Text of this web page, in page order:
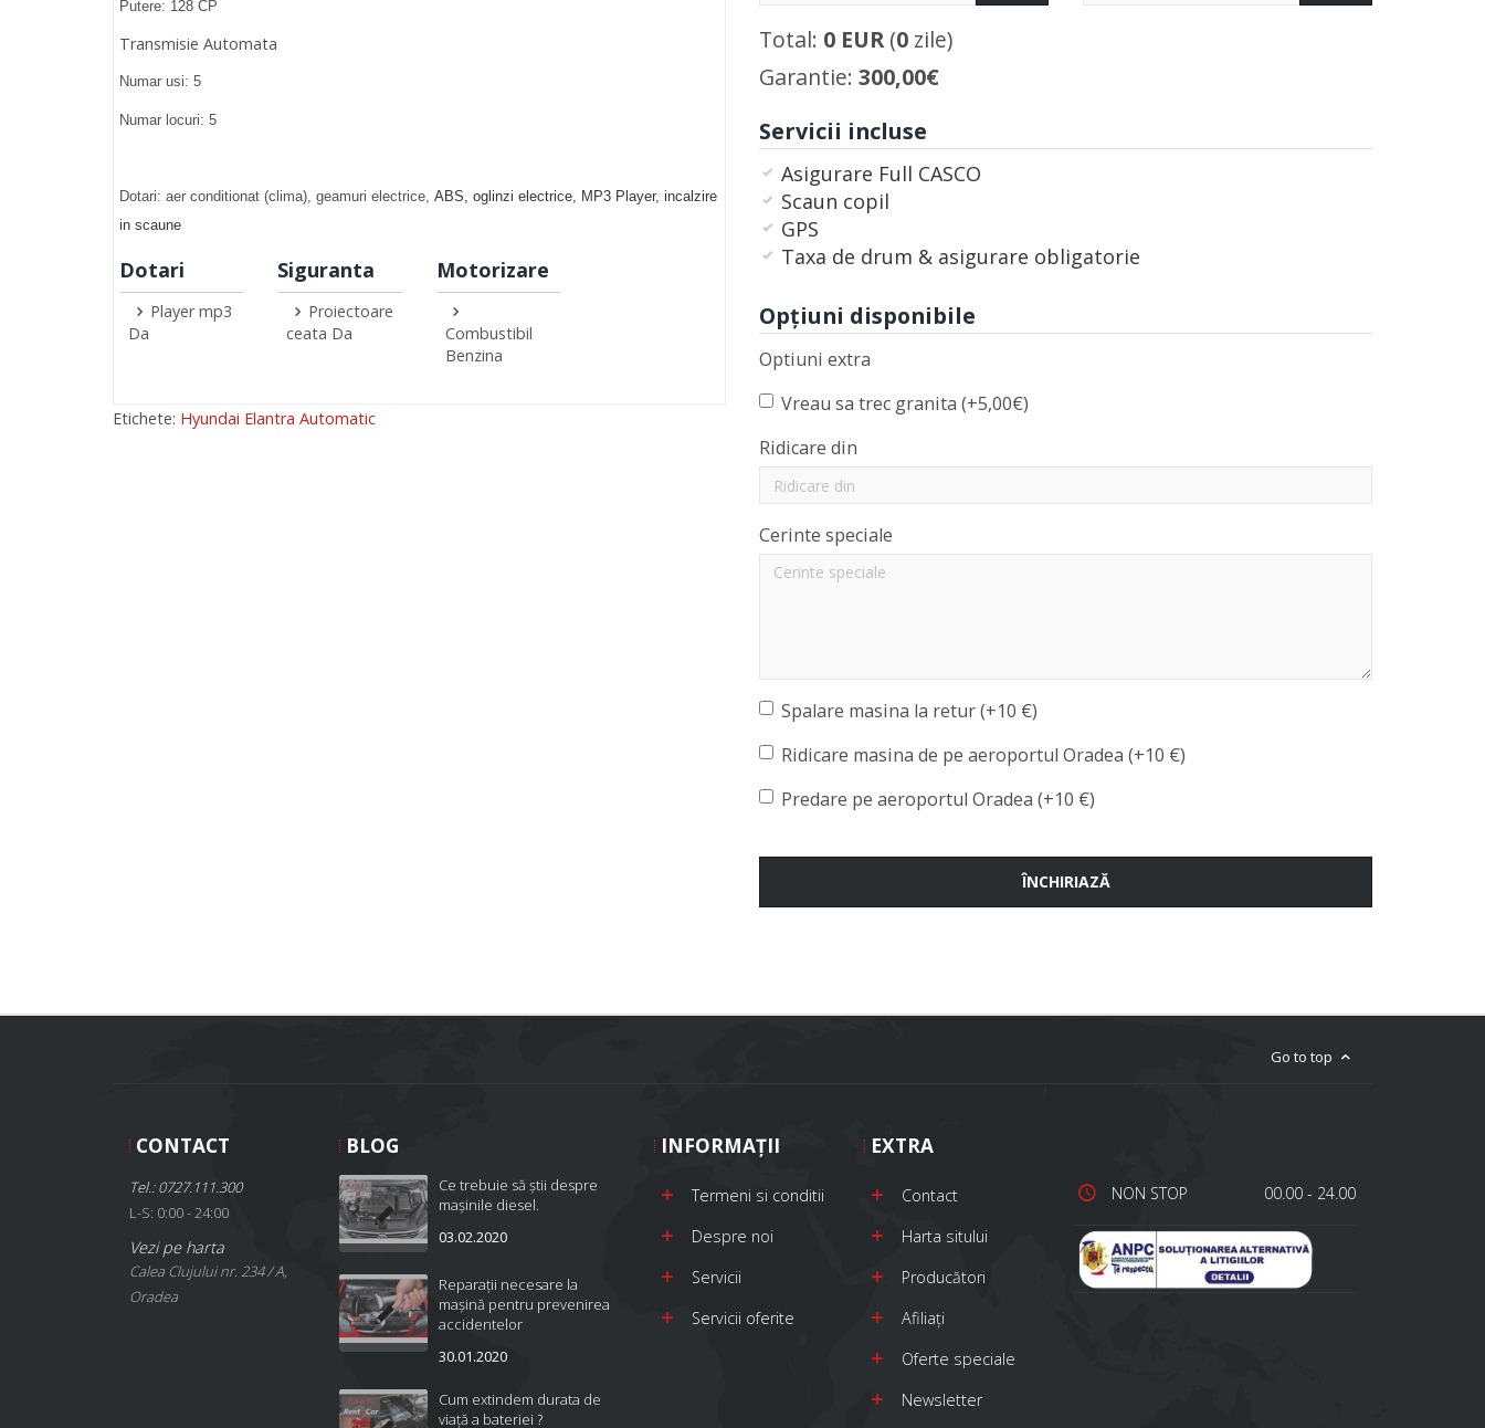
Putere: 128 CP
Transmisie Automata
Numar usi: 5
Numar locuri: 5
Dotari: aer conditionat (clima), geamuri electrice, ABS, oglinzi electrice, MP3 Player, incalzire
in scaune
Dotari
Player mp3
Da
Siguranta
Proiectoare
ceata Da
Motorizare
Combustibil
Benzina
Etichete: Hyundai Elantra Automatic
Total: 0 EUR(0 zile)
Garantie: 300,00€
Servicii incluse
Asigurare Full CASCO
Scaun copil
GPS
Taxa de drum & asigurare obligatorie
Opţiuni disponibile
Optiuni extra
Vreau sa trec granita (+5,00€)
Ridicare din
Cerinte speciale
Spalare masina la retur (+10 €)
Ridicare masina de pe aeroportul Oradea (+10 €)
Predare pe aeroportul Oradea (+10 €)
ÎNCHIRIAZĂ
Go to top
CONTACT
Tel.: 0727.111.300
L-S: 0:00 - 24:00
Vezi pe harta
Calea Clujului nr. 234 / A,
Oradea
BLOG
Ce trebuie să știi despre
mașinile diesel.
03.02.2020
Reparații necesare la
mașină pentru prevenirea
accidentelor
30.01.2020
Cum extindem durata de
viață a bateriei ?
INFORMAŢII
Termeni si conditii
Despre noi
Servicii
Servicii oferite
EXTRA
Contact
Harta sitului
Producători
Afiliaţi
Oferte speciale
Newsletter
NON STOP 00.00 - 24.00